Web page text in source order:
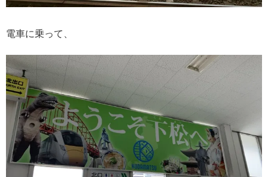
電車に乗って、